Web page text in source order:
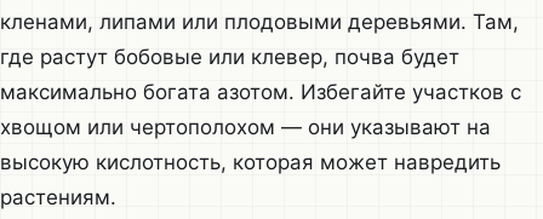
кленами, липами или плодовыми деревьями. Там,
где растут бобовые или клевер, почва будет
максимально богата азотом. Избегайте участков с
хвощом или чертополохом — они указывают на
высокую кислотность, которая может навредить
растениям.